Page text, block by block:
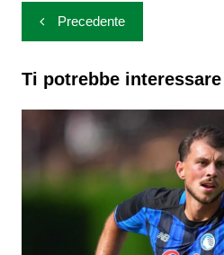
Navigazione
articoli
Precedente
Ti potrebbe